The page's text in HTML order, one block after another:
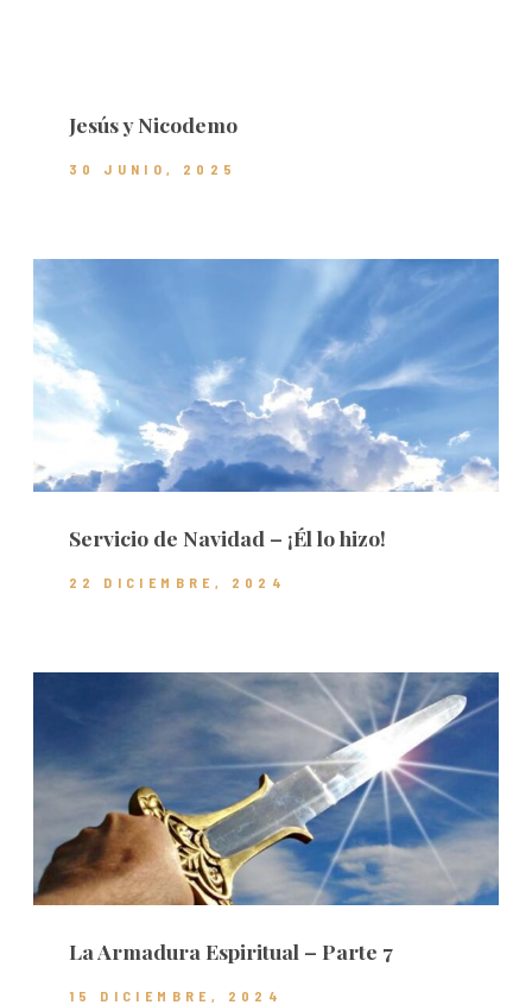
Jesús y Nicodemo
30 JUNIO, 2025
Servicio de Navidad – ¡Él lo hizo!
22 DICIEMBRE, 2024
La Armadura Espiritual – Parte 7
15 DICIEMBRE, 2024